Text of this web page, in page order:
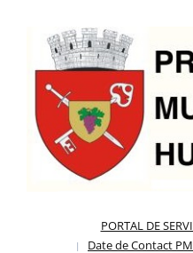
PORTAL DE
Date de Contact